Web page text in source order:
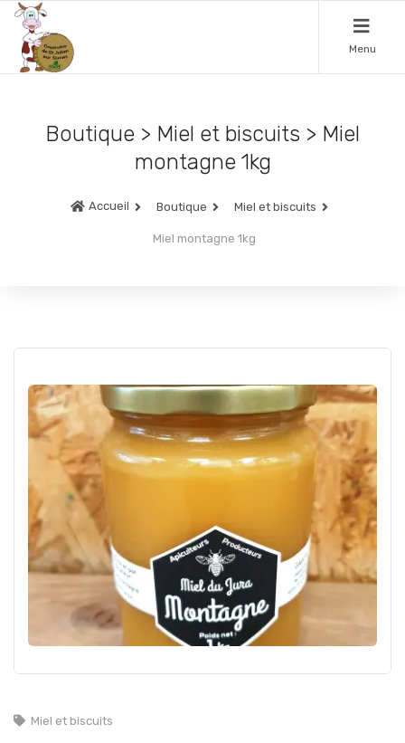
Menu
Boutique > Miel et biscuits > Miel
montagne 1kg
Accueil Boutique Miel et biscuits
Miel montagne 1kg
Miel et biscuits